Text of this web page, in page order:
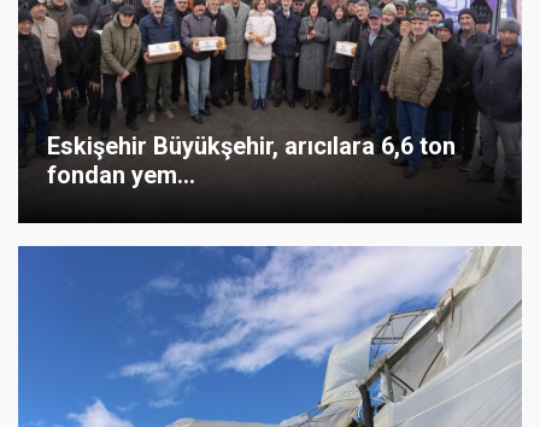
Eskişehir Büyükşehir, arıcılara 6,6 ton
fondan yem...